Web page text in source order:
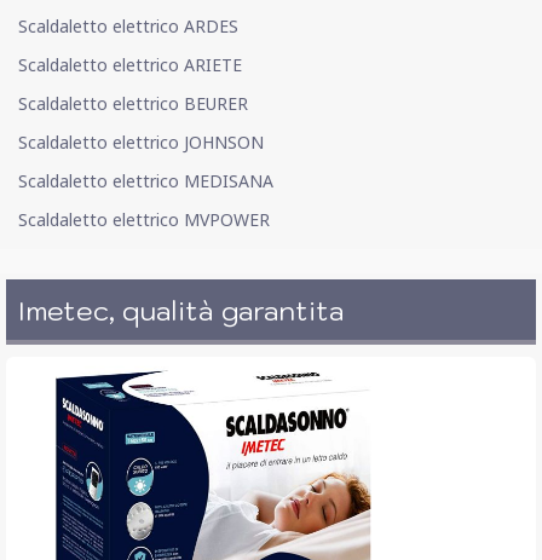
Scaldaletto elettrico ARDES
Scaldaletto elettrico ARIETE
Scaldaletto elettrico BEURER
Scaldaletto elettrico JOHNSON
Scaldaletto elettrico MEDISANA
Scaldaletto elettrico MVPOWER
Imetec, qualità garantita